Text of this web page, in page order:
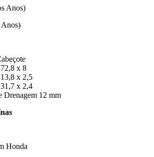
Anos)
x 8
x 2,5
x 2,4
Drenagem 12 mm
Honda